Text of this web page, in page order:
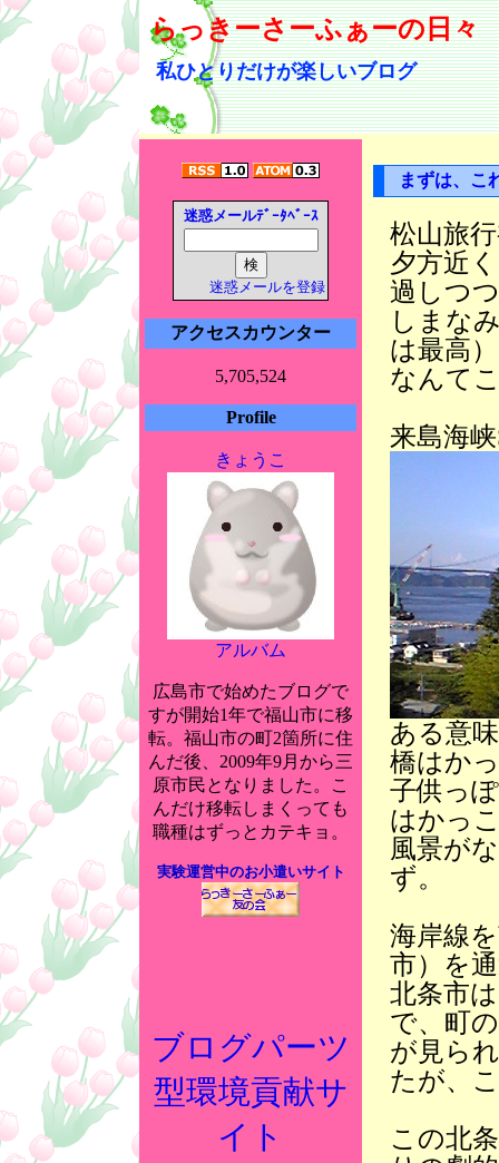
らっきーさーふぁーの日々
私ひとりだけが楽しいブログ
迷惑メールﾃﾞｰﾀﾍﾞｰｽ
迷惑メールを登録
アクセスカウンター
5,705,524
Profile
きょうこ
アルバム
広島市で始めたブログで
すが開始1年で福山市に移
転。福山市の町2箇所に住
んだ後、2009年9月から三
原市民となりました。こ
んだけ移転しまくっても
職種はずっとカテキョ。
実験運営中のお小遣いサイト
ブログパーツ
型環境貢献サ
イト
まずは、こ
松山旅
夕方近
過しつ
しまな
は最高
なんて
来島海
ある意
橋はか
子供っ
はかっ
風景が
ず。
海岸線
市）を
北条市
で、町
が見ら
たが、
この北